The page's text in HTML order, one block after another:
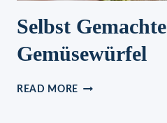
Selbst Gemachte
Gemüsewürfel
READ MORE SELBST